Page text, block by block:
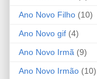
Ano Novo Filho (10)
Ano Novo gif (4)
Ano Novo Irmã (9)
Ano Novo Irmão (10)